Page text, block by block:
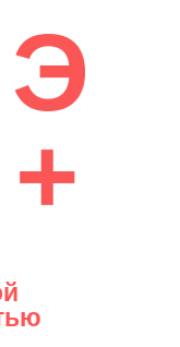
Э
+